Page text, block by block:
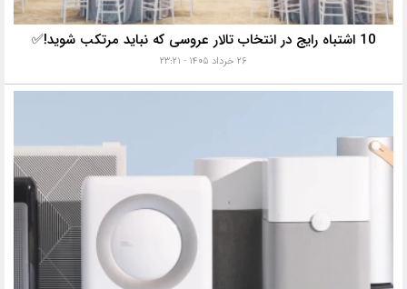
10 اشتباه رایج در انتخاب تالار عروسی که نباید مرتکب شوید!✅
۲۶ خرداد ۱۴۰۵ - ۲۳:۲۱